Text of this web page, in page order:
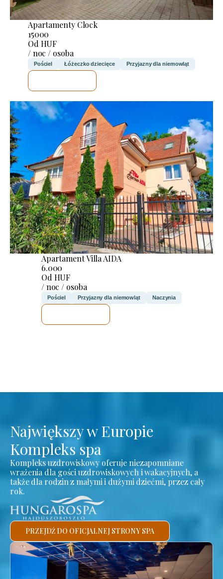
Apartamenty Clock
15000
Od HUF
/ noc / osoba
Pościel Łóżeczko dziecięce Przyjazny dla niemowląt
Apartament Villa AIDA
6.000
Od HUF
/ noc / osoba
Pościel Przyjazny dla niemowląt Naczynia
Największy w Europie
Kompleks spa
Kompleks uzdrowiskowy oferuje niezapomniane
wrażenia dla gości uzdrowiskowych i wakacyjnych, a
także dla rodzin z małymi i dużymi dziećmi, przez cały
rok.
PRZEJDŹ DO OFICJALNEJ STRONY SPA